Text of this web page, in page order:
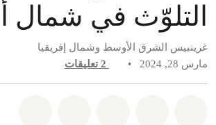
التلوّث في شمال
غرينبيس الشرق الأوسط وشمال إفريقيا
مارس 28, 2024
•
2 تعليقات